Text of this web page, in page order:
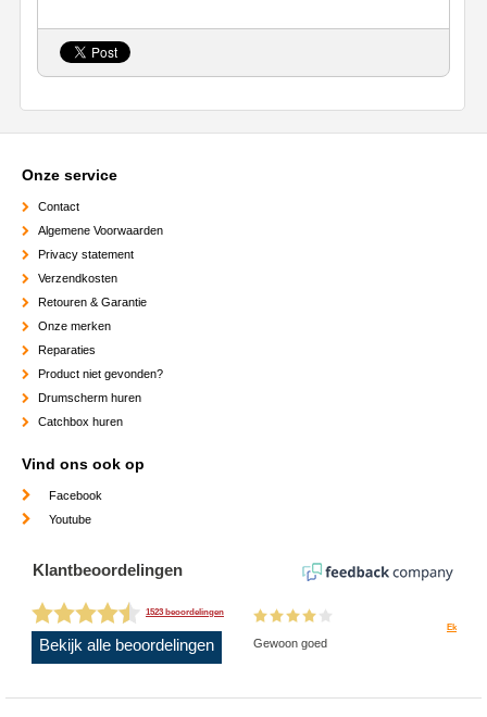
Onze service
Contact
Algemene Voorwaarden
Privacy statement
Verzendkosten
Retouren & Garantie
Onze merken
Reparaties
Product niet gevonden?
Drumscherm huren
Catchbox huren
Vind ons ook op
Facebook
Youtube
Klantbeoordelingen
1523 beoordelingen
Bekijk alle beoordelingen
Ek
Gewoon goed